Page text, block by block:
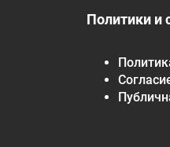
Политики и